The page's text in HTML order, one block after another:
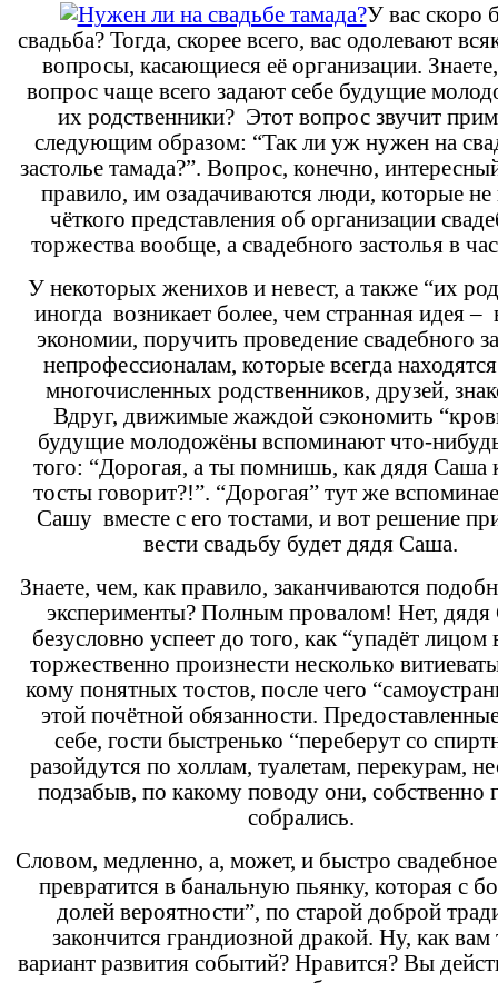
У вас скоро
свадьба? Тогда, скорее всего, вас одолевают
вопросы, касающиеся её организации.
вопрос чаще всего задают себе будущие
их родственники? Этот вопрос звучит
следующим образом: “Так ли уж нужен на
застолье тамада?”. Вопрос, конечно,
правило, им озадачиваются люди, которые
чёткого представления об организации
торжества вообще, а свадебного застолья в
У некоторых женихов и невест, а также “их
иногда возникает более, чем странная идея –
экономии, поручить проведение свадебного
непрофессионалам, которые всегда
многочисленных родственников, друзей,
Вдруг, движимые жаждой сэкономить
будущие молодожёны вспоминают что-
того: “Дорогая, а ты помнишь, как дядя Саша
тосты говорит?!”. “Дорогая” тут же
Сашу вместе с его тостами, и вот решение
вести свадьбу будет дядя Саша.
Знаете, чем, как правило, заканчиваются
эксперименты? Полным провалом! Нет,
безусловно успеет до того, как “упадёт лицом
торжественно произнести несколько
кому понятных тостов, после чего
этой почётной обязанности.
себе, гости быстренько “переберут со
разойдутся по холлам, туалетам, перекурам,
подзабыв, по какому поводу они, собственно
собрались.
Словом, медленно, а, может, и быстро свадебное
превратится в банальную пьянку, которая с
долей вероятности”, по старой доброй
закончится грандиозной дракой. Ну, как вам
вариант развития событий? Нравится? Вы